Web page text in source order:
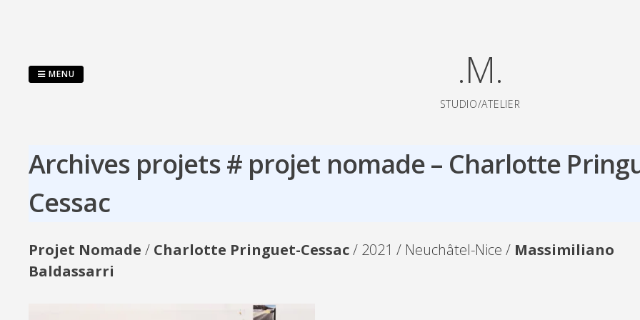
.M.
STUDIO/ATELIER
MENU
Archives projets # projet nomade – Charlotte
Cessac
Projet Nomade / Charlotte Pringuet-Cessac/ 2021 / Neuchâtel-Nice / Massimiliano
Baldassarri